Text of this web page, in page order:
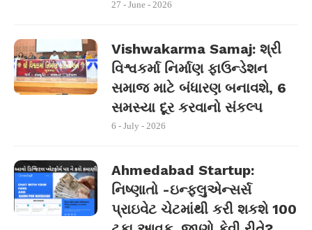
27 - June - 2026
Vishwakarma Samaj: શ્રી
વિશ્વકર્મા નિર્માણ ફાઉન્ડેશન
સમાજ માટે બંધારણ બનાવશે, 6
સમસ્યા દૂર કરવાનો સંકલ્પ
6 - July - 2026
Ahmedabad Startup:
નિષ્ણાતો -ઇન્ફ્લુએન્સર્સ
પ્રાઇવેટ ચેટમાંથી કરી શકશે 100